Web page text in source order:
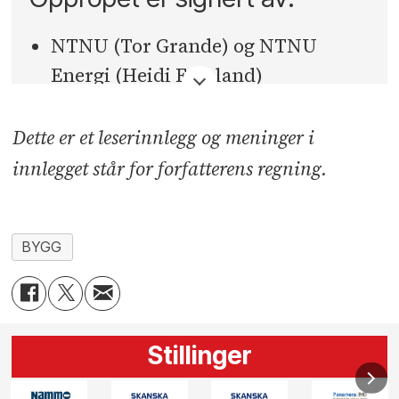
NTNU (Tor Grande) og NTNU
Energi (Heidi Fossland)
EBA (Audun Blegen)
NITO (Kjetil Lein)
IKT-Norge (Øyvind Husby)
NHO Byggenæringen (Nina Solli)
Fornybar Norge (Bård Standal)
RIF – Rådgivende Ingeniørers
Dette er et leserinnlegg og meninger i
innlegget står for forfatterens regning.
BYGG
Stillinger